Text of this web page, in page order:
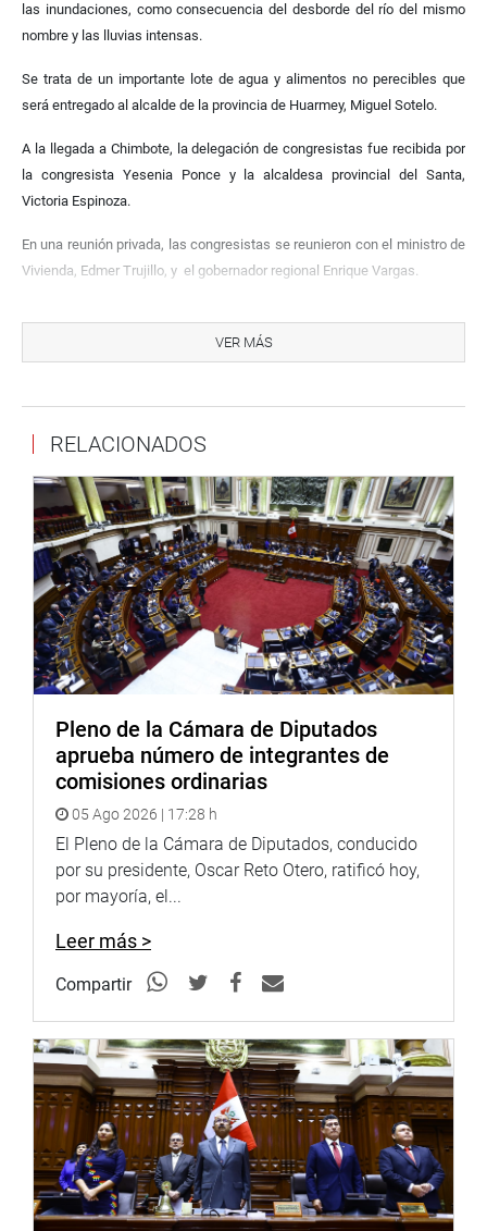
las inundaciones, como consecuencia del desborde del río del mismo
nombre y las lluvias intensas.
Se trata de un importante lote de agua y alimentos no perecibles que
será entregado al alcalde de la provincia de Huarmey, Miguel Sotelo.
A la llegada a Chimbote, la delegación de congresistas fue recibida por
la congresista Yesenia Ponce y la alcaldesa provincial del Santa,
Victoria Espinoza.
En una reunión privada, las congresistas se reunieron con el ministro de
Vivienda, Edmer Trujillo, y el gobernador regional Enrique Vargas.
VER MÁS
RELACIONADOS
Pleno de la Cámara de Diputados
aprueba número de integrantes de
comisiones ordinarias
05 Ago 2026 | 17:28 h
El Pleno de la Cámara de Diputados, conducido
por su presidente, Oscar Reto Otero, ratificó hoy,
por mayoría, el...
Leer más >
Compartir